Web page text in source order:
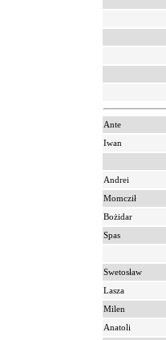
Ante
Iwan
Andrei
Momcził
Bożidar
Spas
Swetosław
Lasza
Milen
Anatoli